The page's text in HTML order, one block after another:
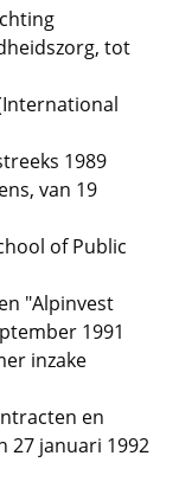
tot
1989
van 19
of Public
"Alpinvest
1991
inzake
en
27 januari 1992